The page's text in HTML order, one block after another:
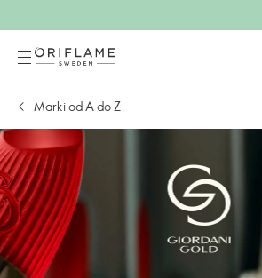
Marki od A do Z